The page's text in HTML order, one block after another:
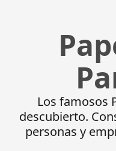
Los famosos
descubierto.
personas y